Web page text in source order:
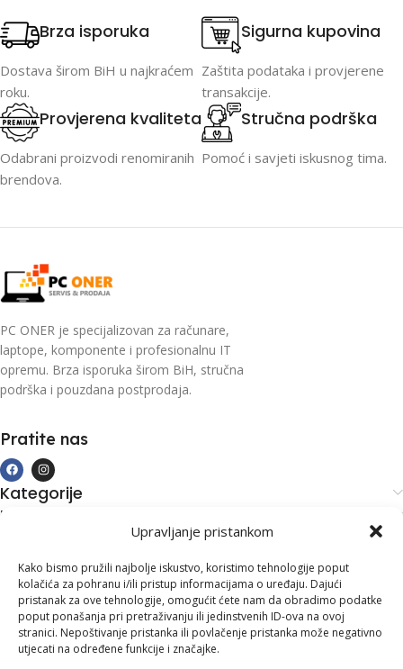
Upravljanje pristankom
Kako bismo pružili najbolje iskustvo, koristimo tehnologije poput
kolačića za pohranu i/ili pristup informacijama o uređaju. Dajući
pristanak za ove tehnologije, omogućit ćete nam da obradimo podatke
poput ponašanja pri pretraživanju ili jedinstvenih ID-ova na ovoj
stranici. Nepoštivanje pristanka ili povlačenje pristanka može negativno
utjecati na određene funkcije i značajke.
Brza isporuka
Dostava širom BiH u najkraćem
roku.
Sigurna kupovina
Zaštita podataka i provjerene
transakcije.
Provjerena kvaliteta
Odabrani proizvodi renomiranih
brendova.
Stručna podrška
Pomoć i savjeti iskusnog tima.
PC ONER je specijalizovan za računare,
laptope, komponente i profesionalnu IT
opremu. Brza isporuka širom BiH, stručna
podrška i pouzdana postprodaja.
Pratite nas
Kategorije
Kupovina i podrška
Kontakt informacije
Branilaca Bosne, 75 300 Lukavac
+387 35 555 999
info@pconer.ba